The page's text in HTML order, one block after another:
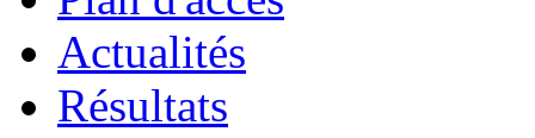
Actualités
Résultats